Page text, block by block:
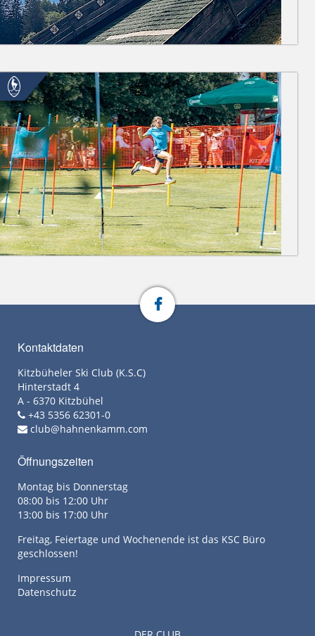
Kontaktdaten
Kitzbüheler Ski Club (K.S.C)
Hinterstadt 4
A - 6370 Kitzbühel
+43 5356 62301-0
club@hahnenkamm.com
Öffnungszeiten
Montag bis Donnerstag
08:00 bis 12:00 Uhr
13:00 bis 17:00 Uhr
Freitag, Feiertage und Wochenende ist das KSC Büro
geschlossen!
Impressum
Datenschutz